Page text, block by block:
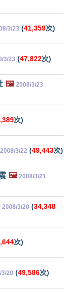
3/23 (41,359次)
3/23 (47,822次)
🖼️ 2008/3/23
次)
2008/3/22 (49,443次)
🖼️ 2008/3/21
2008/3/20 (34,348
次)
20 (49,586次)